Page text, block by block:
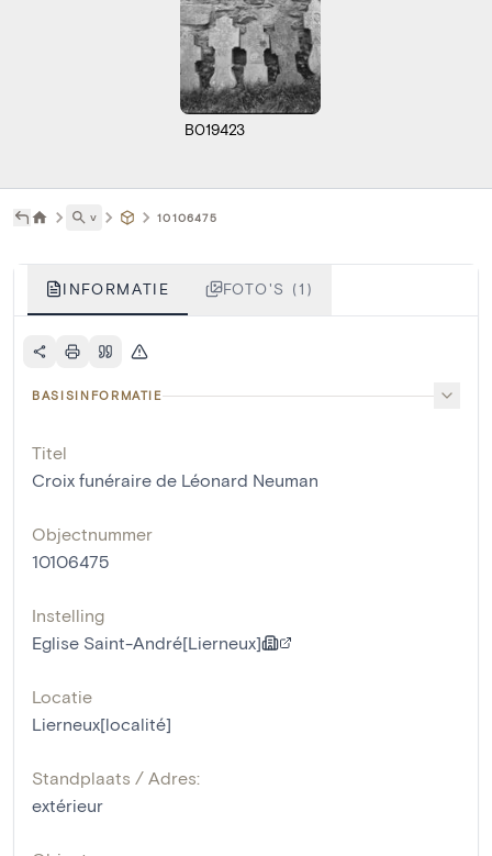
B019423
˅ 10106475
INFORMATIE FOTO'S (1)
BASISINFORMATIE
Titel
Croix funéraire de Léonard Neuman
Objectnummer
10106475
Instelling
Eglise Saint-André[Lierneux]
Locatie
Lierneux[localité]
Standplaats / Adres:
extérieur